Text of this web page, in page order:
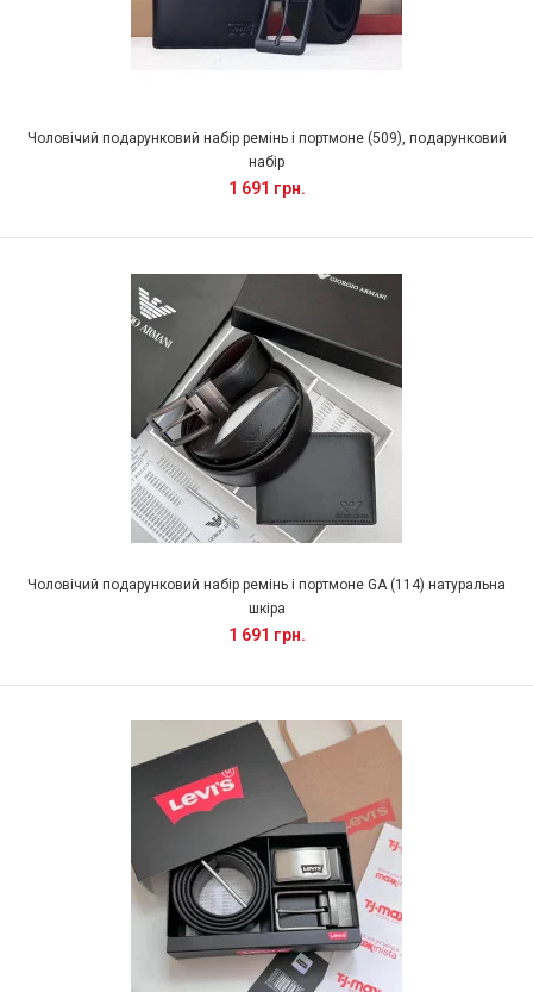
Чоловічий подарунковий набір ремінь і портмоне (509), подарунковий
набір
1 691 грн.
Чоловічий подарунковий набір ремінь і портмоне GA (114) натуральна
шкіра
1 691 грн.